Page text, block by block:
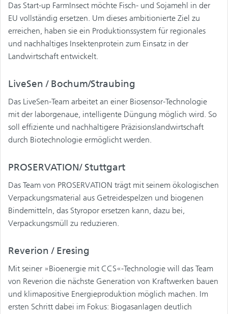
Das Start-up FarmInsect möchte Fisch- und Sojamehl in der
EU vollständig ersetzen. Um dieses ambitionierte Ziel zu
erreichen, haben sie ein Produktionssystem für regionales
und nachhaltiges Insektenprotein zum Einsatz in der
Landwirtschaft entwickelt.
LiveSen / Bochum/Straubing
Das LiveSen-Team arbeitet an einer Biosensor-Technologie
mit der laborgenaue, intelligente Düngung möglich wird. So
soll effiziente und nachhaltigere Präzisionslandwirtschaft
durch Biotechnologie ermöglicht werden.
PROSERVATION/ Stuttgart
Das Team von PROSERVATION trägt mit seinem ökologischen
Verpackungsmaterial aus Getreidespelzen und biogenen
Bindemitteln, das Styropor ersetzen kann, dazu bei,
Verpackungsmüll zu reduzieren.
Reverion / Eresing
Mit seiner »Bioenergie mit CCS«-Technologie will das Team
von Reverion die nächste Generation von Kraftwerken bauen
und klimapositive Energieproduktion möglich machen. Im
ersten Schritt dabei im Fokus: Biogasanlagen deutlich